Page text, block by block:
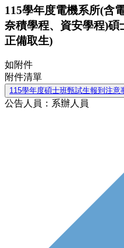
115學年度電機系所(含
奈積學程、資安學程)
正備取生)
如附件
附件清單
115學年度碩士班甄試生報到注意
公告人員：系辦人員